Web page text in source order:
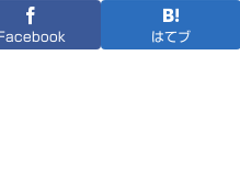
Facebook はてブ